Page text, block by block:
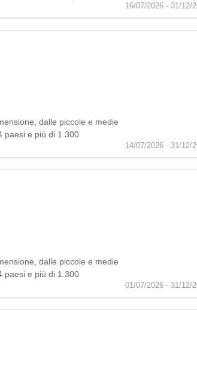
16/07/2026 - 31/12/
dalle piccole e medie
paesi e più di 1.300
14/07/2026 - 31/12/
dalle piccole e medie
paesi e più di 1.300
01/07/2026 - 31/12/